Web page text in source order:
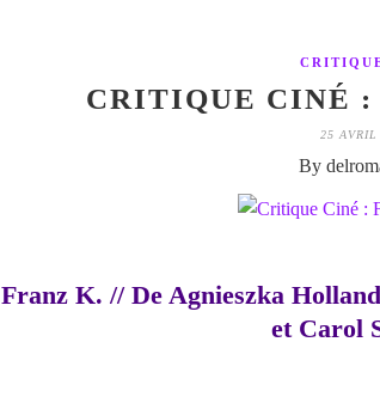
CRITIQUE CINÉ :
25 AVRIL
By
Franz K. // De Agnieszka
et Carol